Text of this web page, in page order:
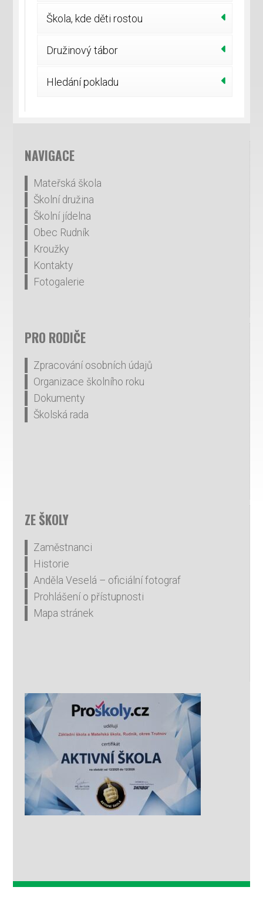
Škola, kde děti rostou
Družinový tábor
Hledání pokladu
NAVIGACE
Mateřská škola
Školní družina
Školní jídelna
Obec Rudník
Kroužky
Kontakty
Fotogalerie
PRO RODIČE
Zpracování osobních údajů
Organizace školního roku
Dokumenty
Školská rada
ZE ŠKOLY
Zaměstnanci
Historie
Anděla Veselá – oficiální fotograf
Prohlášení o přístupnosti
Mapa stránek